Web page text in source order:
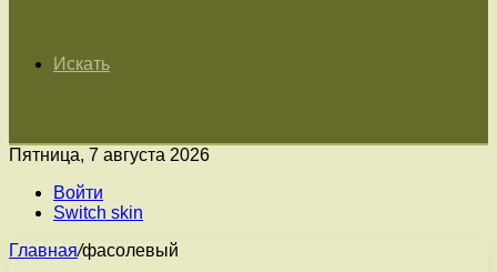
Искать
Пятница, 7 августа 2026
Войти
Switch skin
Главная/фасолевый